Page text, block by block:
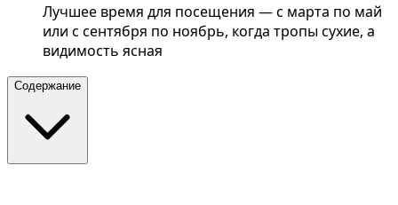
Лучшее время для посещения — с марта по май
или с сентября по ноябрь, когда тропы сухие, а
видимость ясная
Содержание